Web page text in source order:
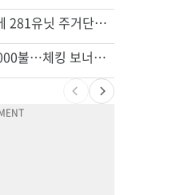
부에나파크 한인타운에 281유닛 주거단지 들어선다
계좌만 열어도 최대 5000불…체킹 보너스 무한 경쟁